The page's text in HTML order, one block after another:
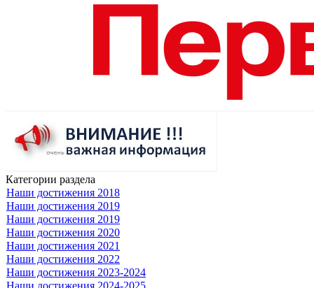
Категории раздела
Наши достижения 2018
Наши достижения 2019
Наши достижения 2019
Наши достижения 2020
Наши достижения 2021
Наши достижения 2022
Наши достижения 2023-2024
Наши достижения 2024-2025